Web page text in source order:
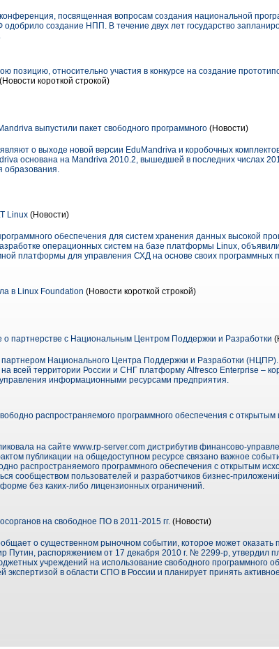
конференция, посвященная вопросам создания национальной
создание НПП. В течение двух лет государство
позицию, относительно участия в конкурсе на создание
(Новости короткой строкой)
выпустили пакет свободного программного (Новости)
о выходе новой версии EduMandriva и коробочных
основана на Mandriva 2010.2, вышедшей в последних числах
образования.
Linux (Новости)
обеспечения для систем хранения данных высокой
операционных систем на базе платформы Linux,
платформы для управления СХД на основе своих программных
в Linux Foundation (Новости короткой строкой)
о партнерстве с Национальным Центром Поддержки и Разработки
Национального Центра Поддержки и Разработки (НЦПР).
всей территории России и СНГ платформу Alfresco Enterprise –
информационными ресурсами предприятия.
распространяемого программного обеспечения с
на сайте www.rp-server.com дистрибутив финансово-
публикации на общедоступном ресурсе связано важное
распространяемого программного обеспечения с открытым
сообществом пользователей и разработчиков бизнес-
без каких-либо лицензионных ограничений.
на свободное ПО в 2011-2015 гг. (Новости)
о существенном рыночном событии, которое может оказать
Путин, распоряжением от 17 декабря 2010 г. № 2299-р, утвердил
учреждений на использование свободного программного
экспертизой в области СПО в России и планирует принять